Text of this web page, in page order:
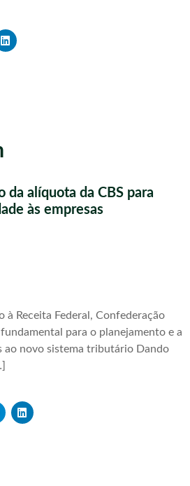
da alíquota da CBS para
às empresas
à Receita Federal, Confederação
para o planejamento e a
ao novo sistema tributário Dando